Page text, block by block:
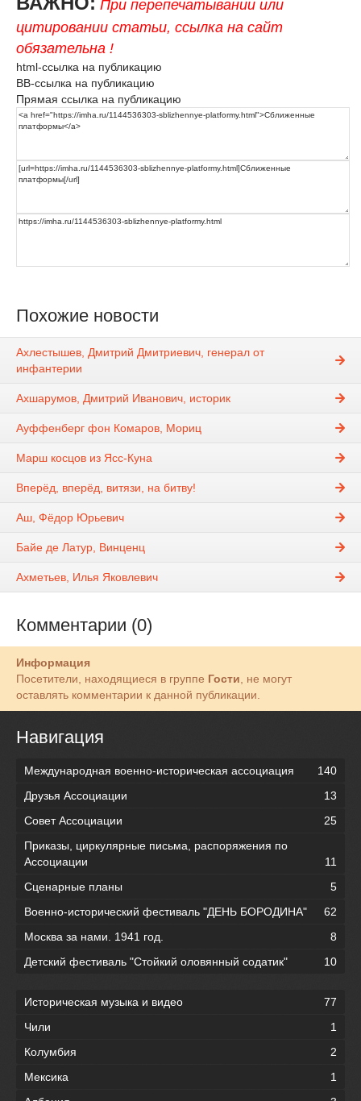
При перепечатывании или
цитировании статьи, ссылка на сайт
обязательна !
html-ссылка на публикацию
BB-ссылка на публикацию
Прямая ссылка на публикацию
Похожие новости
Ахлестышев, Дмитрий Дмитриевич, генерал от
инфантерии
Ахшарумов, Дмитрий Иванович, историк
Ауффенберг фон Комаров, Мориц
Марш косцов из Ясс-Куна
Вперёд, вперёд, витязи, на битву!
Аш, Фёдор Юрьевич
Байе де Латур, Винценц
Ахметьев, Илья Яковлевич
Комментарии (0)
Информация
Посетители, находящиеся в группе Гости , не могут
оставлять комментарии к данной публикации.
Навигация
Международная военно-историческая ассоциация
140
Друзья Ассоциации
13
Совет Ассоциации
25
Приказы, циркулярные письма, распоряжения по
Ассоциации
11
Сценарные планы
5
Военно-исторический фестиваль "ДЕНЬ БОРОДИНА"
62
Москва за нами. 1941 год.
8
Детский фестиваль "Стойкий оловянный содатик"
10
Историческая музыка и видео
77
Чили
1
Колумбия
2
Мексика
1